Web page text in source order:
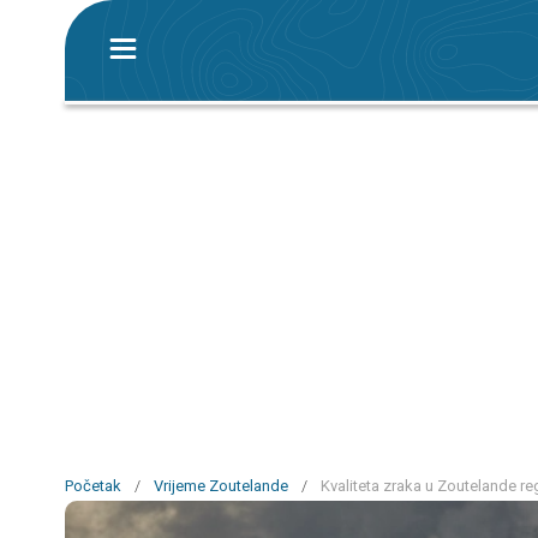
Početak / Vrijeme Zoutelande / Kvaliteta zraka u Zoutelande